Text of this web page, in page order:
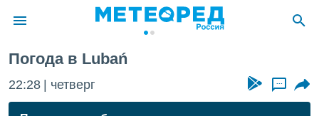
о
Погода в Lubań
22:28 четверг ...